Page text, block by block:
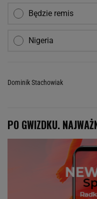
Będzie remis
Nigeria
Dominik Stachowiak